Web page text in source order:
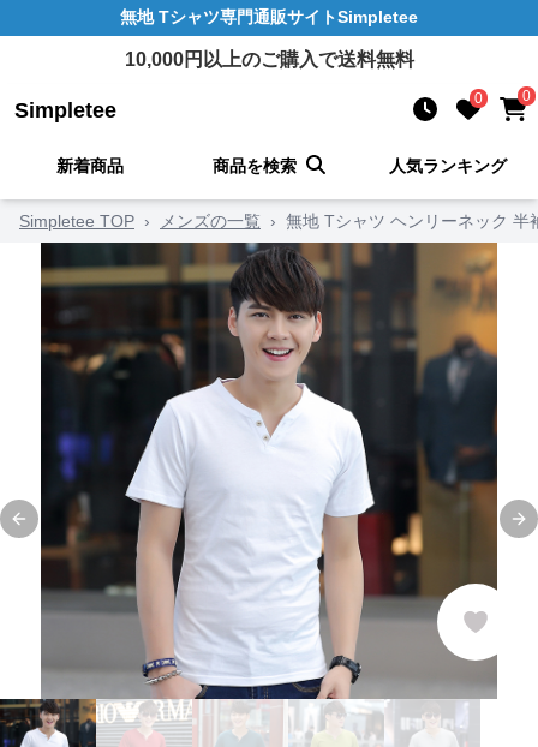
無地 Tシャツ専門通販サイトSimpletee
10,000円以上のご購入で送料無料
Simpletee 0 0
新着商品 商品を検索 人気ランキング
Simpletee TOP › メンズの一覧 › 無地 Tシャツ ヘンリーネック 半
Previous slide